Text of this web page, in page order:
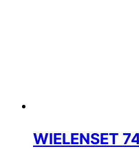
WIELENSET